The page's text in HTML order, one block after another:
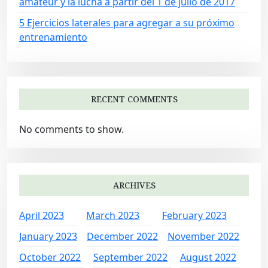
5 Ejercicios laterales para agregar a su próximo
entrenamiento
RECENT COMMENTS
No comments to show.
ARCHIVES
April 2023 March 2023
February 2023
January 2023
December 2022
November 2022
October 2022
September 2022
August 2022